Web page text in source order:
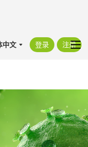
中文 登录 注册